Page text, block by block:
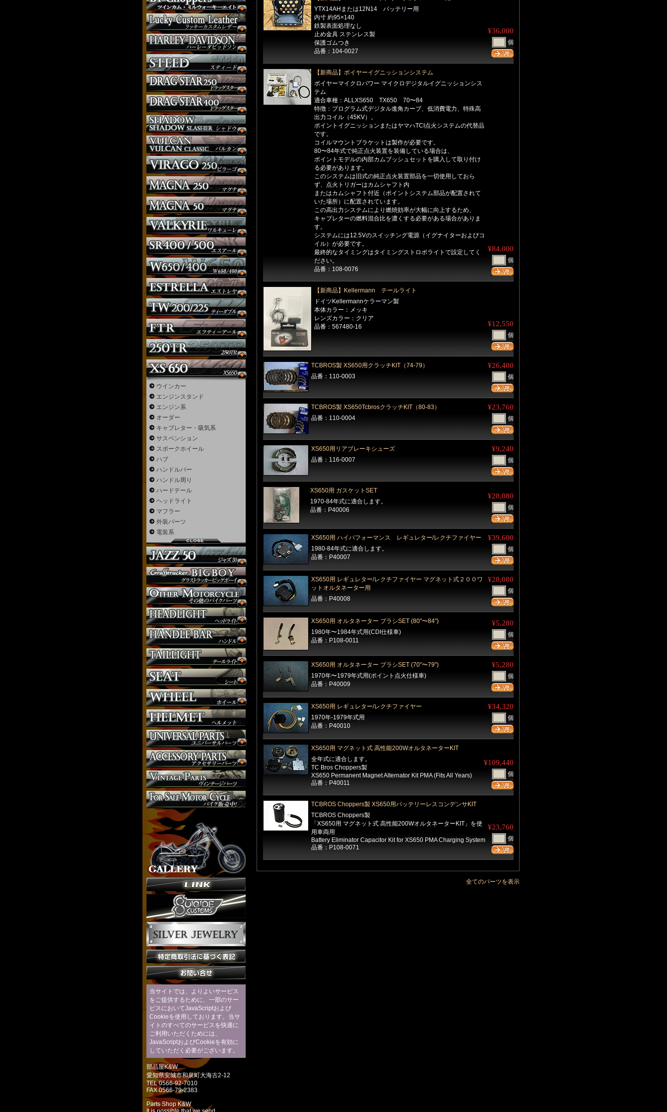
YTX14AHまたは12N14 バッテリー用
内寸 約95×140
鉄製表面処理なし
止め金具 ステンレス製
保護ゴムつき
品番：104-0027
¥36,000
個
【新商品】ボイヤーイグニッションシステム
ボイヤーマイクロパワー マイクロデジタルイグニッションシス
テム
適合車種：ALLXS650 TX650 70〜84
特徴：プログラム式デジタル進角カーブ、低消費電力、特殊高
出力コイル（45KV）。
ポイントイグニッションまたはヤマハTCI点火システムの代替品
です。
コイルマウントブラケットは製作が必要です。
80〜84年式で純正点火装置を装備している場合は、
ポイントモデルの内部カムブッシュセットを購入して取り付け
る必要があります。
このシステムは旧式の純正点火装置部品を一切使用しておら
ず、点火トリガーはカムシャフト内
またはカムシャフト付近（ポイントシステム部品が配置されて
いた場所）に配置されています。
この高出力システムにより燃焼効率が大幅に向上するため、
キャブレターの燃料混合比を濃くする必要がある場合がありま
す。
システムには12.5Vのスイッチング電源（イグナイターおよびコ
イル）が必要です。
最終的なタイミングはタイミングストロボライトで設定してく
ださい。
品番：108-0076
¥84,000
個
【新商品】Kellermann テールライト
ドイツKellermannケラーマン製
本体カラー：メッキ
レンズカラー：クリア
品番：567480-16
¥12,550
個
TCBROS製 XS650用クラッチKIT（74-79）
品番：110-0003
¥26,400
個
TCBROS製 XS650TcbrosクラッチKIT（80-83）
品番：110-0004
¥23,760
個
XS650用リアブレーキシューズ
品番：116-0007
¥9,240
個
XS650用 ガスケットSET
1970-84年式に適合します。
品番：P40006
¥28,080
個
XS650用 ハイパフォーマンス レギュレター/レクチファイヤー
1980-84年式に適合します。
品番：P40007
¥39,600
個
XS650用 レギュレター/レクチファイヤー マグネット式２００ワ
ットオルタネーター用
品番：P40008
¥28,080
個
XS650用 オルタネーター ブラシSET (80"〜84")
1980年〜1984年式用(CDI仕様車)
品番：P108-0011
¥5,280
個
XS650用 オルタネーター ブラシSET (70"〜79")
1970年〜1979年式用(ポイント点火仕様車)
品番：P40009
¥5,280
個
XS650用 レギュレター/レクチファイヤー
1970年-1979年式用
品番：P40010
¥34,320
個
XS650用 マグネット式 高性能200WオルタネーターKIT
全年式に適合します。
TC Bros Choppers製
XS650 Permanent Magnet Alternator Kit PMA (Fits All Years)
品番：P40011
¥109,440
個
TCBROS Choppers製 XS650用バッテリーレスコンデンサKIT
TCBROS Choppers製
「XS650用 マグネット式 高性能200WオルタネーターKIT」を使
用車両用
Battery Eliminator Capacitor Kit for XS650 PMA Charging System
品番：P108-0071
¥23,760
個
全てのパーツを表示
ウインカー
エンジンスタンド
エンジン系
オーダー
キャブレター・吸気系
サスペンション
スポークホイール
ハブ
ハンドルバー
ハンドル周り
ハードテール
ヘッドライト
マフラー
外装パーツ
電装系
ウインカー
オーダー
ガソリンタンク
サイドナンバー
サスペンション
シート
ジョッキーシフト
ハンドルバー
ハンドル周り
ヘッドライト
マフラー
外装パーツ
当サイトでは、よりよいサービス
をご提供するために、一部のサー
ビスにおいてJavaScriptおよび
Cookieを使用しております。当サ
イトのすべてのサービスを快適に
ご利用いただくためには、
JavaScriptおよびCookieを有効に
していただく必要がございます。
部品屋K&W
愛知県安城市和泉町大海古2-12
TEL 0566-92-7010
FAX 0566-79-2383
Parts Shop K&W